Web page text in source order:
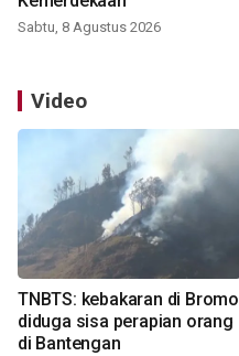
Sabtu, 8 Agustus 2026
Video
TNBTS: kebakaran di Bromo
diduga sisa perapian orang
di Bantengan